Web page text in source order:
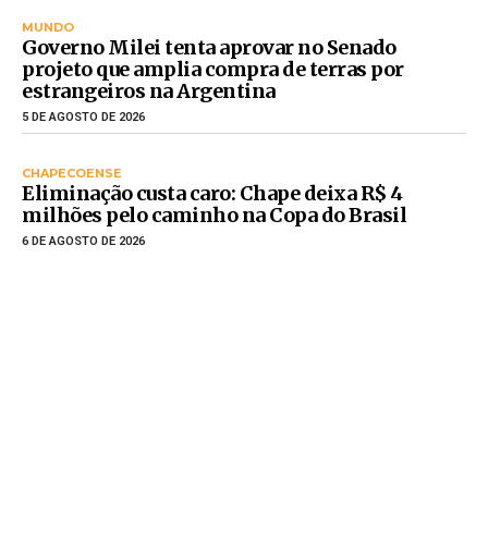
MUNDO
Governo Milei tenta aprovar no Senado
projeto que amplia compra de terras por
estrangeiros na Argentina
5 DE AGOSTO DE 2026
CHAPECOENSE
Eliminação custa caro: Chape deixa R$ 4
milhões pelo caminho na Copa do Brasil
6 DE AGOSTO DE 2026